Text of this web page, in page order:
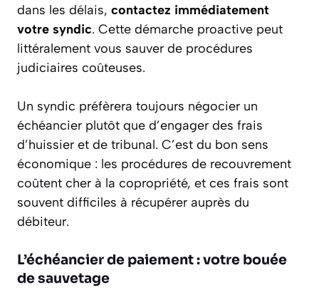
dans les délais, contactez immédiatement
votre syndic. Cette démarche proactive peut
littéralement vous sauver de procédures
judiciaires coûteuses.
Un syndic préfèrera toujours négocier un
échéancier plutôt que d’engager des frais
d’huissier et de tribunal. C’est du bon sens
économique : les procédures de recouvrement
coûtent cher à la copropriété, et ces frais sont
souvent difficiles à récupérer auprès du
débiteur.
L’échéancier de paiement : votre bouée
de sauvetage